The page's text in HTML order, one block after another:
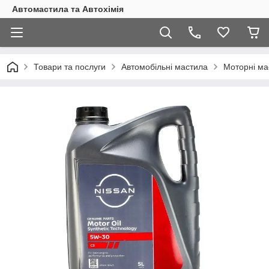
Автомастила та Автохімія
Товари та послуги Автомобільні мастила Моторні